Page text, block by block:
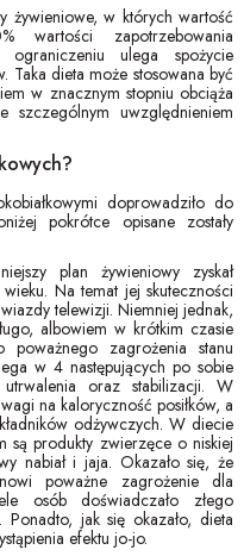
żywieniowe, w których wartość
wartości zapotrzebowania
ograniczeniu ulega spożycie
Taka dieta może stosowana być
w znacznym stopniu obciąża
szczególnym uwzględnieniem
doprowadziło do
pokrótce opisane zostały
plan żywieniowy zyskał
Na temat jej skuteczności
telewizji. Niemniej jednak,
albowiem w krótkim czasie
zagrożenia stanu
w 4 następujących po sobie
oraz stabilizacji. W
na kaloryczność posiłków, a
odżywczych. W diecie
są produkty zwierzęce o niskiej
nabiał i jaja. Okazało się, że
poważne zagrożenie dla
osób doświadczało złego
jak się okazało, dieta
efektu jo-jo.